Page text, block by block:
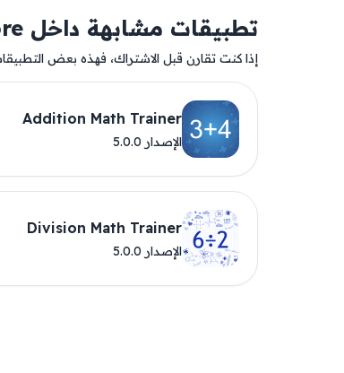
تطبيقات مشابهة داخل AM Store
إذا كنت تقارن قبل الاشتراك، فهذه بعض
Addition Math Trainer
الإصدار 5.0.0
Division Math Trainer
الإصدار 5.0.0